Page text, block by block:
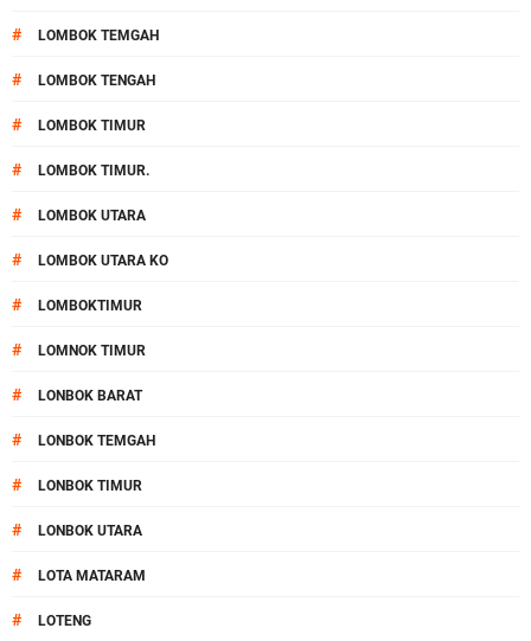
# LOMBOK TEMGAH
# LOMBOK TENGAH
# LOMBOK TIMUR
# LOMBOK TIMUR.
# LOMBOK UTARA
# LOMBOK UTARA KO
# LOMBOKTIMUR
# LOMNOK TIMUR
# LONBOK BARAT
# LONBOK TEMGAH
# LONBOK TIMUR
# LONBOK UTARA
# LOTA MATARAM
# LOTENG